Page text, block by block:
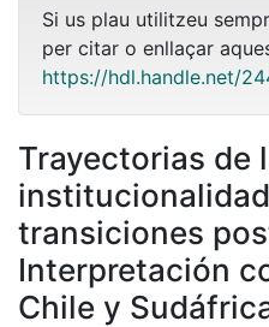
Si us plau utilitzeu
per citar o enllaçar
https://hdl.handle.net/
Trayectorias de
transiciones
Interpretación
Chile y